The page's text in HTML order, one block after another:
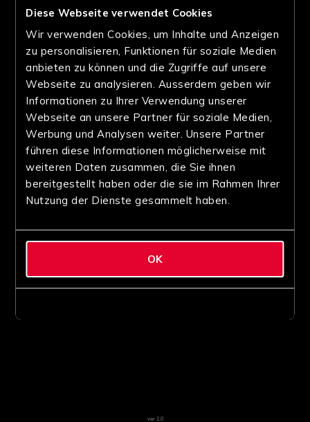
Diese Webseite verwendet Cookies
Wir verwenden Cookies, um Inhalte und Anzeigen
zu personalisieren, Funktionen für soziale Medien
anbieten zu können und die Zugriffe auf unsere
Webseite zu analysieren. Ausserdem geben wir
Informationen zu Ihrer Verwendung unserer
Webseite an unsere Partner für soziale Medien,
Werbung und Analysen weiter. Unsere Partner
führen diese Informationen möglicherweise mit
weiteren Daten zusammen, die Sie ihnen
bereitgestellt haben oder die sie im Rahmen Ihrer
Nutzung der Dienste gesammelt haben.
OK